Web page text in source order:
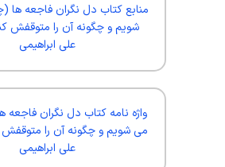
منابع کتاب دل نگران فاجعه ها
شویم و چگونه آن را متوقفش
علی ابراهیمی
واژه نامه کتاب دل نگران فاجعه
می شویم و چگونه آن را متوقفش
علی ابراهیمی